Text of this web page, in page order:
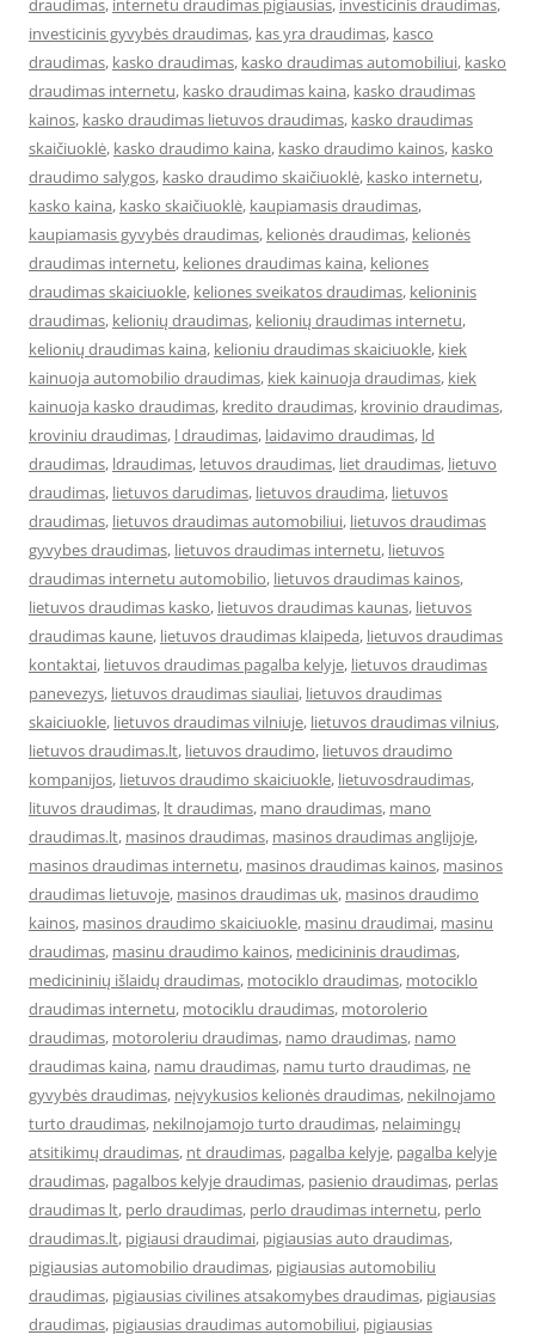
draudimas, internetu draudimas pigiausias, investicinis draudimas,
investicinis gyvybės draudimas, kas yra draudimas, kasco
draudimas, kasko draudimas, kasko draudimas automobiliui, kasko
draudimas internetu, kasko draudimas kaina, kasko draudimas
kainos, kasko draudimas lietuvos draudimas, kasko draudimas
skaičiuoklė, kasko draudimo kaina, kasko draudimo kainos, kasko
draudimo salygos, kasko draudimo skaičiuoklė, kasko internetu,
kasko kaina, kasko skaičiuoklė, kaupiamasis draudimas,
kaupiamasis gyvybės draudimas, kelionės draudimas, kelionės
draudimas internetu, keliones draudimas kaina, keliones
draudimas skaiciuokle, keliones sveikatos draudimas, kelioninis
draudimas, kelionių draudimas, kelionių draudimas internetu,
kelionių draudimas kaina, kelioniu draudimas skaiciuokle, kiek
kainuoja automobilio draudimas, kiek kainuoja draudimas, kiek
kainuoja kasko draudimas, kredito draudimas, krovinio draudimas,
kroviniu draudimas, l draudimas, laidavimo draudimas, ld
draudimas, ldraudimas, letuvos draudimas, liet draudimas, lietuvo
draudimas, lietuvos darudimas, lietuvos draudima, lietuvos
draudimas, lietuvos draudimas automobiliui, lietuvos draudimas
gyvybes draudimas, lietuvos draudimas internetu, lietuvos
draudimas internetu automobilio, lietuvos draudimas kainos,
lietuvos draudimas kasko, lietuvos draudimas kaunas, lietuvos
draudimas kaune, lietuvos draudimas klaipeda, lietuvos draudimas
kontaktai, lietuvos draudimas pagalba kelyje, lietuvos draudimas
panevezys, lietuvos draudimas siauliai, lietuvos draudimas
skaiciuokle, lietuvos draudimas vilniuje, lietuvos draudimas vilnius,
lietuvos draudimas.lt, lietuvos draudimo, lietuvos draudimo
kompanijos, lietuvos draudimo skaiciuokle, lietuvosdraudimas,
lituvos draudimas, lt draudimas, mano draudimas, mano
draudimas.lt, masinos draudimas, masinos draudimas anglijoje,
masinos draudimas internetu, masinos draudimas kainos, masinos
draudimas lietuvoje, masinos draudimas uk, masinos draudimo
kainos, masinos draudimo skaiciuokle, masinu draudimai, masinu
draudimas, masinu draudimo kainos, medicininis draudimas,
medicininių išlaidų draudimas, motociklo draudimas, motociklo
draudimas internetu, motociklu draudimas, motorolerio
draudimas, motoroleriu draudimas, namo draudimas, namo
draudimas kaina, namu draudimas, namu turto draudimas, ne
gyvybės draudimas, neįvykusios kelionės draudimas, nekilnojamo
turto draudimas, nekilnojamojo turto draudimas, nelaimingų
atsitikimų draudimas, nt draudimas, pagalba kelyje, pagalba kelyje
draudimas, pagalbos kelyje draudimas, pasienio draudimas, perlas
draudimas lt, perlo draudimas, perlo draudimas internetu, perlo
draudimas.lt, pigiausi draudimai, pigiausias auto draudimas,
pigiausias automobilio draudimas, pigiausias automobiliu
draudimas, pigiausias civilines atsakomybes draudimas, pigiausias
draudimas, pigiausias draudimas automobiliui, pigiausias